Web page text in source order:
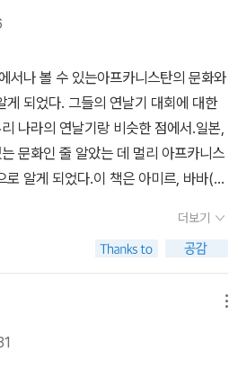
한 하산과,아들에게 엄격한아버지와의
르는 마치 시대와 어른들에게 보호받
다. '거짓말을 하면 진실을 알아야 할 다
라는 아미르의 아버지의 말이 상징하
는 역사와 전쟁속에권리를빼앗기고 힘
다. 손이 베이면서도 유리 먹인 연줄을
이나,그 연을쫓아가는 아이의 모습은상
우승하여 아버지에게 인정받고자 했던
죄를 늬우치고 용서를 구하고 하산의 아
장면은 오랜 시간 마음 속에 담아두었
서나 볼 수 있는아프카니스탄의 문화와
게 되었다. 그들의 연날기 대회에 대한
나라의 연날기랑 비슷한 점에서.일본,
문화인 줄 알았는 데 멀리 아프카니스
로 알게 되었다.이 책은 아미르, 바바(아
르의 성장기라 할 수 있다. 어린 시절 아
인해 자신감이 결여 되었던 아미르와
신의 일을 잘 해 바바로부터 칭찬 받는
인해 살짝 움츠러든 아미르가 자신도
에 대한 죄책감으로 인해 결국은 하산
더보기